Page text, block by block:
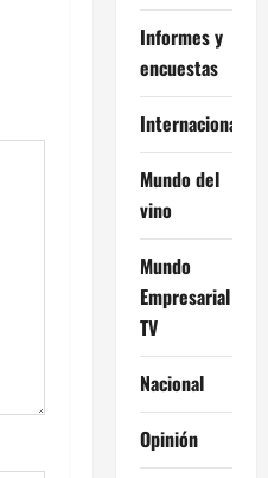
Informes y
encuestas
Internacional
Mundo del
vino
Mundo
Empresarial
TV
Nacional
Opinión